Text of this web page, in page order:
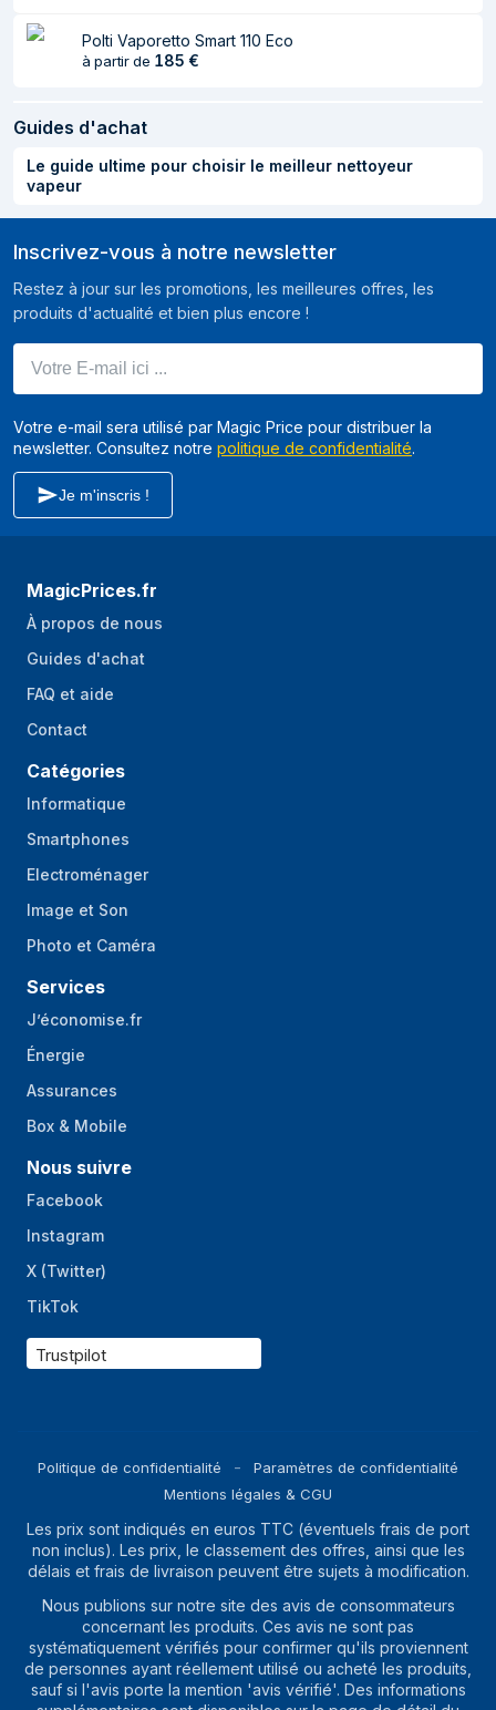
Longueur du tuyau
Capacité du
1,5 L
Témoin Prêt-à-
Ergonomie
La poignée
Oui
Rechargeable à
tout moment
représentation / réalisation
Pression de vapeur
Température (max)
Polti Vaporetto Smart 110 Eco
à partir de 185 €
Guides d'achat
Le guide ultime pour choisir le meilleur nettoyeur
vapeur
Inscrivez-vous à notre newsletter
Restez à jour sur les promotions, les meilleures offres, les
produits d'actualité et bien plus encore !
Votre e-mail sera utilisé par Magic Price pour distribuer la
newsletter. Consultez notre politique de confidentialité.
Je m'inscris !
MagicPrices.fr
À propos de nous
Guides d'achat
FAQ et aide
Contact
Catégories
Informatique
Smartphones
Electroménager
Image et Son
Photo et Caméra
Services
J’économise.fr
Énergie
Assurances
Box & Mobile
Nous suivre
Facebook
Instagram
X (Twitter)
TikTok
Trustpilot
Politique de confidentialité
Paramètres de confidentialité
Mentions légales & CGU
Les prix sont indiqués en euros TTC (éventuels frais de port
non inclus). Les prix, le classement des offres, ainsi que les
délais et frais de livraison peuvent être sujets à modification.
Nous publions sur notre site des avis de consommateurs
concernant les produits. Ces avis ne sont pas
systématiquement vérifiés pour confirmer qu'ils proviennent
de personnes ayant réellement utilisé ou acheté les produits,
sauf si l'avis porte la mention 'avis vérifié'. Des informations